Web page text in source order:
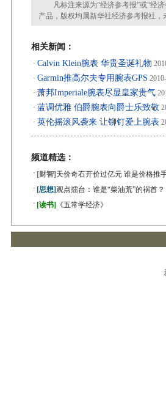
凡标注来源为“经济参考报”或“经济
产品，版权均属新华社经济参考报社
相关新闻：
· Calvin Klein腕表 华贵圣诞礼物
· Garmin推高尔夫专用腕表GPS
· 萧邦Imperiale腕表尽显皇家贵气
· 蓝调优雅 伯爵腕表向爵士乐致敬
· 英伦摇滚风袭来 让铆钉爱上腕表
频道精选：
· [财智] 天价奇石开价过亿元 谁是价格推
· [思想]观点擂台：谁是“柴油荒”的祸首？
· [读书] 《五常学经济》